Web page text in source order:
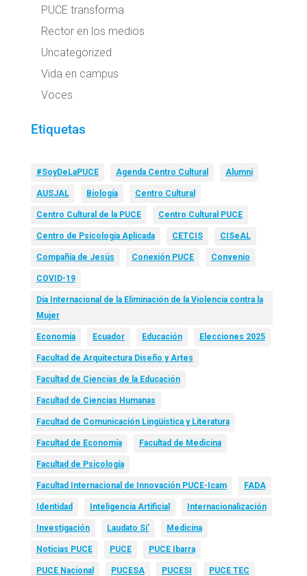
PUCE transforma
Rector en los medios
Uncategorized
Vida en campus
Voces
Etiquetas
#SoyDeLaPUCE Agenda Centro Cultural Alumni
AUSJAL Biología Centro Cultural
Centro Cultural de la PUCE Centro Cultural PUCE
Centro de Psicología Aplicada CETCIS CISeAL
Compañía de Jesús Conexión PUCE Convenio
COVID-19
Día Internacional de la Eliminación de la Violencia contra la
Mujer
Economía Ecuador Educación Elecciones 2025
Facultad de Arquitectura Diseño y Artes
Facultad de Ciencias de la Educación
Facultad de Ciencias Humanas
Facultad de Comunicación Lingüística y Literatura
Facultad de Economía Facultad de Medicina
Facultad de Psicología
Facultad Internacional de Innovación PUCE-Icam FADA
Identidad Inteligencia Artificial Internacionalización
Investigación Laudato Si’ Medicina
Noticias PUCE PUCE PUCE Ibarra
PUCE Nacional PUCESA PUCESI PUCE TEC